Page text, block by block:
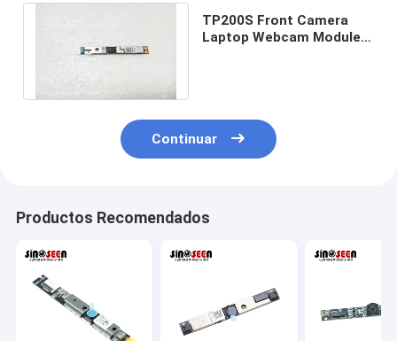
TP200S Front Camera
Laptop Webcam Module
Continuar
Productos Recomendados